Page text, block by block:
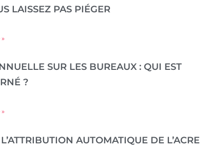
LAISSEZ PAS PIÉGER
SUR LES BUREAUX : QUI EST
?
AUTOMATIQUE DE L’ACRE